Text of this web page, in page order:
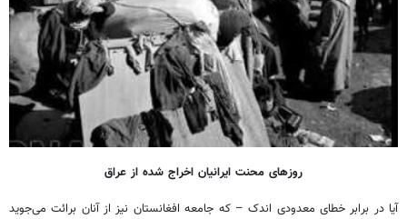
روزهای محنت ایرانیان اخراج شده از عراق
آیا در برابر خطای معدودی اندک – که جامعه افغانستان نیز از آنان برائت می‌جوید